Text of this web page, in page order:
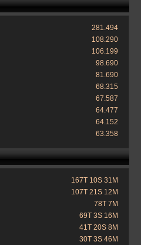
281.494
108.290
106.199
98.690
81.690
68.315
67.587
64.477
64.152
63.358
167T 10S 31M
107T 21S 12M
78T 7M
69T 3S 16M
41T 20S 8M
30T 3S 46M